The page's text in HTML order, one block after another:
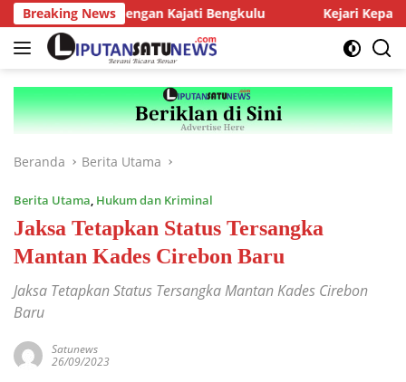
Langsung
ke
konten
Breaking News
Audiensi dengan Kajati Bengkulu Kejari Kepahiang
Beranda Berita Utama
Berita Utama, Hukum dan Kriminal
Jaksa Tetapkan Status Tersangka
Mantan Kades Cirebon Baru
Jaksa Tetapkan Status Tersangka Mantan Kades Cirebon
Baru
Satunews
26/09/2023